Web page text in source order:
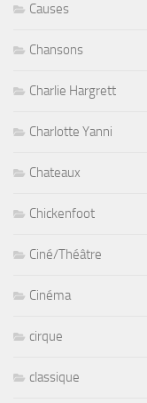
Causes
Chansons
Charlie Hargrett
Charlotte Yanni
Chateaux
Chickenfoot
Ciné/Théâtre
Cinéma
cirque
classique